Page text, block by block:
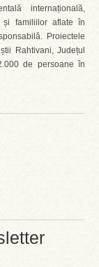
internațională,
și familiilor aflate în
Proiectele
Rahtivani, Județul
de persoane în